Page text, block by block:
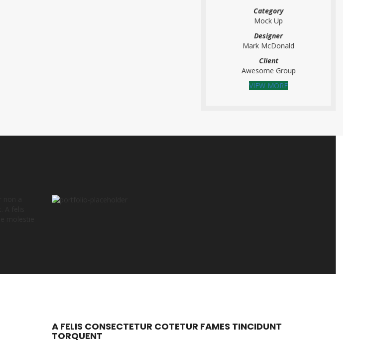
Category
Mock Up
Designer
Mark McDonald
Client
Awesome Group
VIEW MORE
A FELIS CONSECTETUR COTETUR FAMES TINCIDUNT
TORQUENT